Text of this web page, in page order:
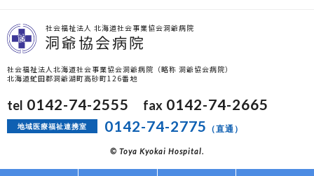
社会福祉法人 北海道社会事業協会洞爺病院
洞爺協会病院
社会福祉法人北海道社会事業協会洞爺病院（略称 洞爺協会病院）
北海道虻田郡洞爺湖町高砂町126番地
tel 0142-74-2555 fax 0142-74-2665
地域医療福祉連携室 0142-74-2775 （直通）
© Toya Kyokai Hospital.